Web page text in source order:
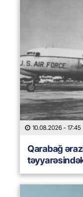
10.08.2026 - 17:45
Qarabağ